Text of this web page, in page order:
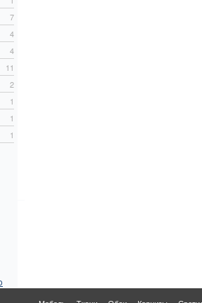
7
4
4
11
2
1
1
1